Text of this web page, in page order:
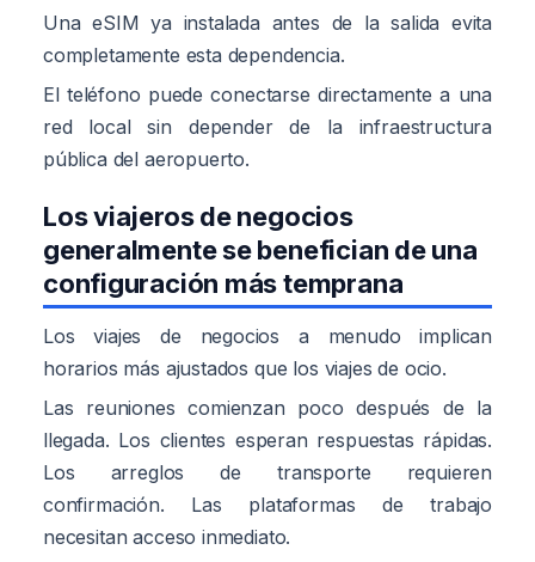
Una eSIM ya instalada antes de la salida evita
completamente esta dependencia.
El teléfono puede conectarse directamente a una
red local sin depender de la infraestructura
pública del aeropuerto.
Los viajeros de negocios
generalmente se benefician de una
configuración más temprana
Los viajes de negocios a menudo implican
horarios más ajustados que los viajes de ocio.
Las reuniones comienzan poco después de la
llegada. Los clientes esperan respuestas rápidas.
Los arreglos de transporte requieren
confirmación. Las plataformas de trabajo
necesitan acceso inmediato.